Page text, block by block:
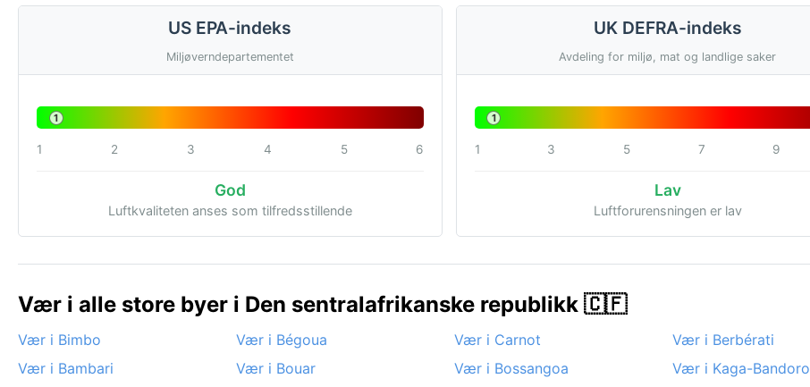
US EPA-indeks
Miljøverndepartementet
1
1 2 3 4 5 6
God
Luftkvaliteten anses som tilfredsstillende
UK DEFRA-indeks
Avdeling for miljø, mat og landlige saker
1
1 3 5 7 9
Lav
Luftforurensningen er lav
Vær i alle store byer i Den sentralafrikanske republikk 🇨🇫
Vær i Bimbo Vær i Bégoua Vær i Carnot
Vær i Berbérati
Vær i Bambari
Vær i Bouar Vær i Bossangoa
Vær i Kaga-Bandoro